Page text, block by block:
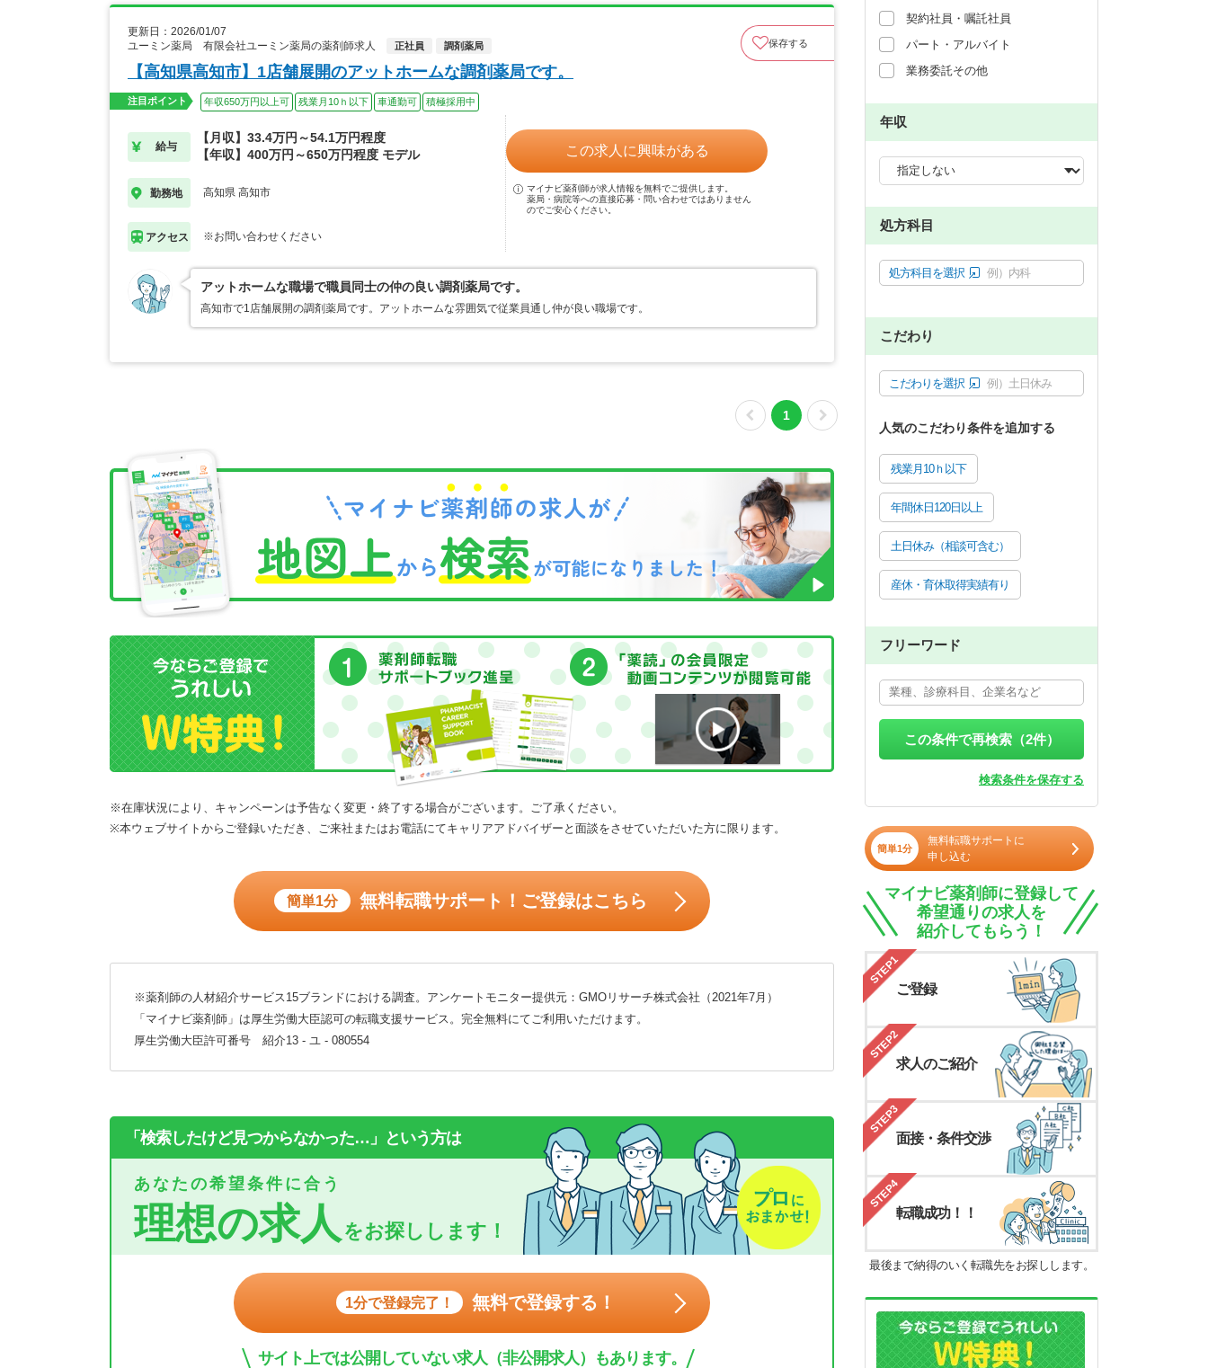
更新日：2026/01/07
ユーミン薬局 有限会社ユーミン薬局の薬剤師求人
正社員 調剤薬局 保存する
【高知県高知市】1店舗展開のアットホームな調剤薬局です。
注目ポイント 年収650万円以上可 残業月10ｈ以下 車通勤可 積極採用中
給与
【月収】33.4万円～54.1万円程度
【年収】400万円～650万円程度 モデル
勤務地 高知県 高知市
アクセス ※お問い合わせください
この求人に興味がある
マイナビ薬剤師が求人情報を無料でご提供します。
薬局・病院等への直接応募・問い合わせではありません
のでご安心ください。
アットホームな職場で職員同士の仲の良い調剤薬局です。
高知市で1店舗展開の調剤薬局です。アットホームな雰囲気で従業員通し仲が良い職場です。
1
※在庫状況により、キャンペーンは予告なく変更・終了する場合がございます。ご了承ください。
※本ウェブサイトからご登録いただき、ご来社またはお電話にてキャリアアドバイザーと面談をさせていただいた方に限ります。
簡単1分 無料転職サポート！ご登録はこちら
※薬剤師の人材紹介サービス15ブランドにおける調査。アンケートモニター提供元：GMOリサーチ株式会社（2021年7月）
「マイナビ薬剤師」は厚生労働大臣認可の転職支援サービス。完全無料にてご利用いただけます。
厚生労働大臣許可番号 紹介13 - ユ - 080554
「検索したけど見つからなかった…」という方は
あなたの希望条件に合う
理想の求人をお探しします！
1分で登録完了！ 無料で登録する！
サイト上では公開していない求人（非公開求人）もあります。
契約社員・嘱託社員
パート・アルバイト
業務委託その他
年収
処方科目
処方科目を選択 例）内科
こだわり
こだわりを選択 例）土日休み
人気のこだわり条件を追加する
残業月10ｈ以下
年間休日120日以上
土日休み（相談可含む）
産休・育休取得実績有り
フリーワード
この条件で再検索（2件）
検索条件を保存する
簡単1分
無料転職サポートに
申し込む
マイナビ薬剤師に登録して
希望通りの求人を
紹介してもらう！
STEP1
ご登録
STEP2
求人のご紹介
STEP3
面接・条件交渉
STEP4
転職成功！！
最後まで納得のいく転職先をお探しします。